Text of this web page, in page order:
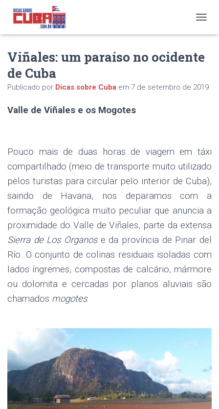
L
R
R
Ç
Ã
Viñales: um paraíso no ocidente
de Cuba
Publicado por Dicas sobre Cuba em 7 de setembro de 2019
Valle de Viñales e os Mogotes
Pouco mais de duas horas de viagem em táxi
compartilhado (meio de transporte muito utilizado
pelos turistas para circular pelo interior de Cuba),
saindo de Havana, nos deparamos com a
formação geológica muito peculiar que anuncia a
proximidade do Valle de Viñales, parte da extensa
Sierra de Los Organose da província de Pinar del
Río. O conjunto de colinas residuais isoladas com
lados íngremes, compostas de calcário, mármore
ou dolomita e cercadas por planos aluviais são
chamados mogotes.